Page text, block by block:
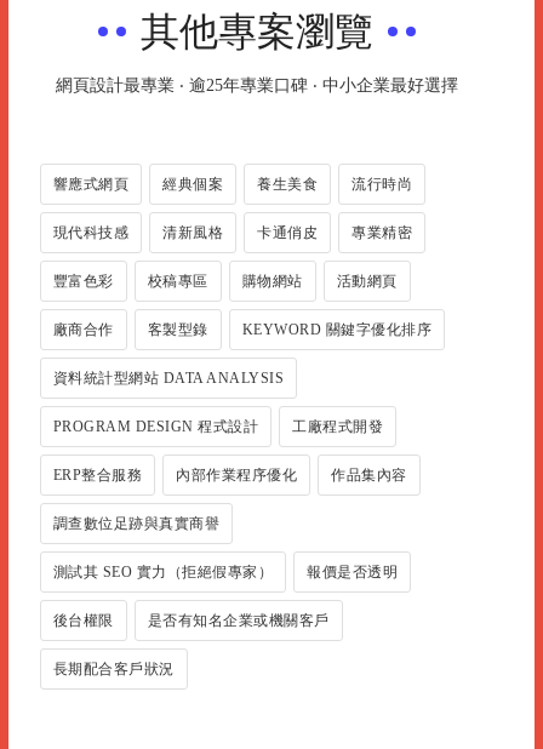
其他專案瀏覽
網頁設計最專業 ‧ 逾25年專業口碑 ‧ 中小企業最好選擇
響應式網頁 經典個案 養生美食 流行時尚
現代科技感 清新風格 卡通俏皮 專業精密
豐富色彩 校稿專區 購物網站 活動網頁
廠商合作 客製型錄 KEYWORD 關鍵字優化排序
資料統計型網站 DATA ANALYSIS
PROGRAM DESIGN 程式設計 工廠程式開發
ERP整合服務 內部作業程序優化 作品集內容
調查數位足跡與真實商譽
測試其 SEO 實力（拒絕假專家） 報價是否透明
後台權限 是否有知名企業或機關客戶
長期配合客戶狀況